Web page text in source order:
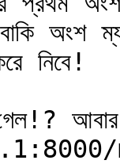
নিবে!